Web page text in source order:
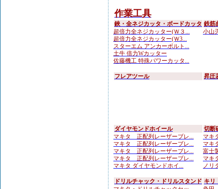
作業工具
鋏・全ネジカッタ・ボードカッタ
超倍力全ネジカッター(Ｗ３...
超倍力全ネジカッター(Ｗ3...
スターエム アンカーボルト...
土牛 倍力Wカッター
佐藤機工 特殊パワーカッタ...
鉄筋
小山
フレアツール 昇圧
ダイヤモンドホイール
マキタ 正配列レーザーブレ...
マキタ 正配列レーザーブレ...
マキタ 正配列レーザーブレ...
マキタ 正配列レーザーブレ...
マキタ ダイヤモンドホイ...
切断
マキ
マキ
富士
マキ
ノリ
ドリルチャック・ドリルスタンド キリ